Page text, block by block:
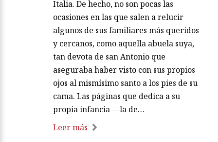
Italia. De hecho, no son pocas las
ocasiones en las que salen a relucir
algunos de sus familiares más queridos
y cercanos, como aquella abuela suya,
tan devota de san Antonio que
aseguraba haber visto con sus propios
ojos al mismísimo santo a los pies de su
cama. Las páginas que dedica a su
propia infancia —la de…
Leer más